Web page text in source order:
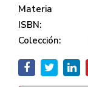
Materia
ISBN:
Colección: